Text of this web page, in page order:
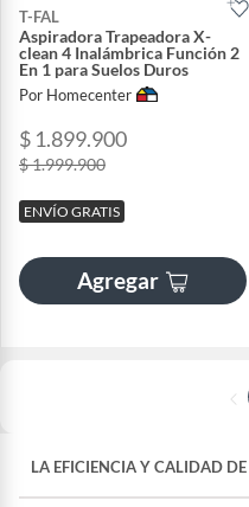
T-FAL
Aspiradora Trapeadora X-
clean 4 Inalámbrica Función 2
En 1 para Suelos Duros
Por Homecenter
$ 1.899.900
$ 1.999.900
ENVÍO GRATIS
Agregar
LA EFICIENCIA Y CALIDAD DE